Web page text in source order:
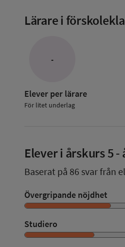
Lärare i
-
Elever per lärare
För litet underlag
Elever i årskurs 5-
Baserat på 86 svar från
Övergripande nöjdhet
Studiero